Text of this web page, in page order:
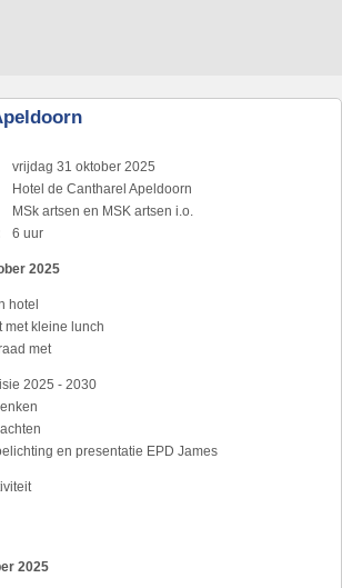
vrijdag 31 oktober 2025
Hotel de Cantharel Apeldoorn
MSk artsen en MSK artsen i.o.
6 uur
2025
hotel
met kleine lunch
met
2025 - 2030
en presentatie EPD James
2025